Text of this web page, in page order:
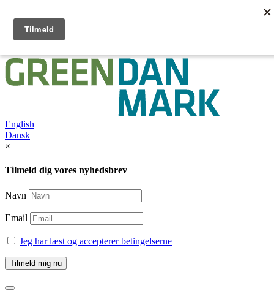
Dansk /
English
Dansk
×
Tilmeld dig vores nyhedsbrev
Navn
Email
Jeg har læst og accepterer betingelserne